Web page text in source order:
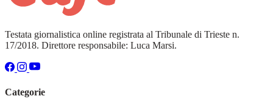
Testata giornalistica online registrata al Tribunale di Trieste n.
17/2018. Direttore responsabile: Luca Marsi.
Categorie